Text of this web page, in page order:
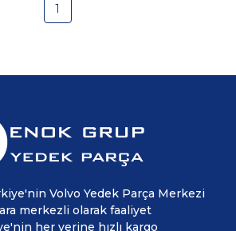
1
Volvo Yedek Parça Merkezi
merkezli olarak faaliyet
her yerine hızlı kargo